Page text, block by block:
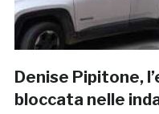
Denise Pipitone,
bloccata nelle